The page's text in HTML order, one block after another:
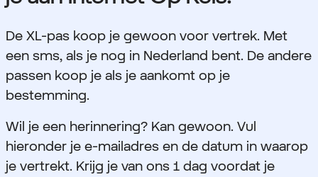
De XL-pas koop je gewoon voor vertrek. Met
een sms, als je nog in Nederland bent. De andere
passen koop je als je aankomt op je
bestemming.
Wil je een herinnering? Kan gewoon. Vul
hieronder je e-mailadres en de datum in waarop
je vertrekt. Krijg je van ons 1 dag voordat je